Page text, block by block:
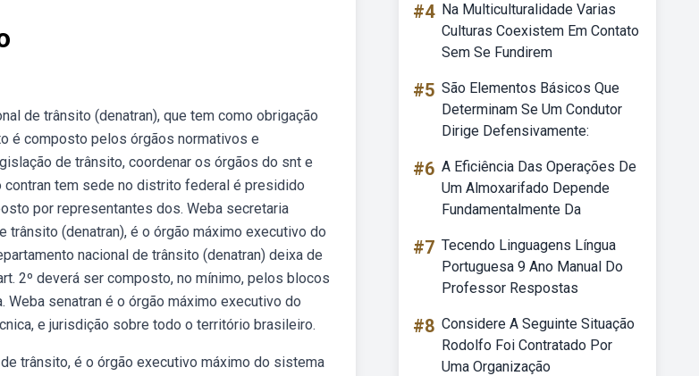
de trânsito (denatran), que tem como obrigação
é composto pelos órgãos normativos e
de trânsito, coordenar os órgãos do snt e
tem sede no distrito federal é presidido
por representantes dos. Weba secretaria
trânsito (denatran), é o órgão máximo executivo do
nacional de trânsito (denatran) deixa de
2º deverá ser composto, no mínimo, pelos blocos
senatran é o órgão máximo executivo do
e jurisdição sobre todo o território brasileiro.
trânsito, é o órgão executivo máximo do sistema
#4 Na Multiculturalidade Varias
Culturas Coexistem Em Contato
Sem Se Fundirem
#5 São Elementos Básicos Que
Determinam Se Um Condutor
Dirige Defensivamente:
#6 A Eficiência Das Operações De
Um Almoxarifado Depende
Fundamentalmente Da
#7 Tecendo Linguagens Língua
Portuguesa 9 Ano Manual Do
Professor Respostas
#8 Considere A Seguinte Situação
Rodolfo Foi Contratado Por
Uma Organização